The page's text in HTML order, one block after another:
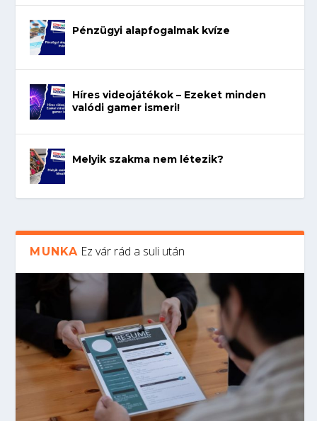
Pénzügyi alapfogalmak kvíze
Híres videojátékok – Ezeket minden
valódi gamer ismeri!
Melyik szakma nem létezik?
MUNKA Ez vár rád a suli után